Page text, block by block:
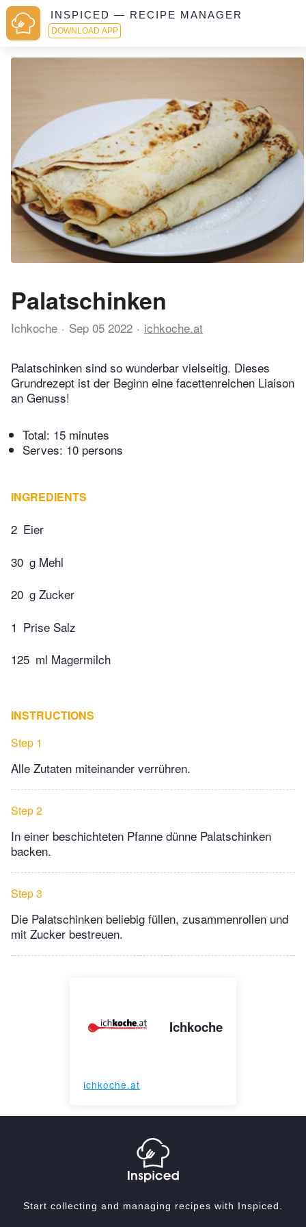
INSPICED — RECIPE MANAGER
DOWNLOAD APP
Palatschinken
Ichkoche Sep 05 2022 ichkoche.at
Palatschinken sind so wunderbar vielseitig. Dieses
Grundrezept ist der Beginn eine facettenreichen Liaison
an Genuss!
Total: 15 minutes
Serves: 10 persons
INGREDIENTS
2 Eier
30 g Mehl
20 g Zucker
1 Prise Salz
125 ml Magermilch
INSTRUCTIONS
Step 1
Alle Zutaten miteinander verrühren.
Step 2
In einer beschichteten Pfanne dünne Palatschinken
backen.
Step 3
Die Palatschinken beliebig füllen, zusammenrollen und
mit Zucker bestreuen.
Ichkoche
ichkoche.at
Start collecting and managing recipes with Inspiced.